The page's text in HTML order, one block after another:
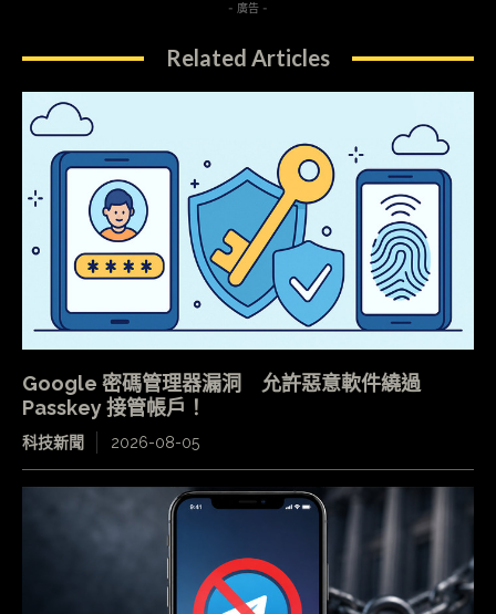
- 廣告 -
Related Articles
Google 密碼管理器漏洞 允許惡意軟件繞過
Passkey 接管帳戶！
科技新聞 2026-08-05